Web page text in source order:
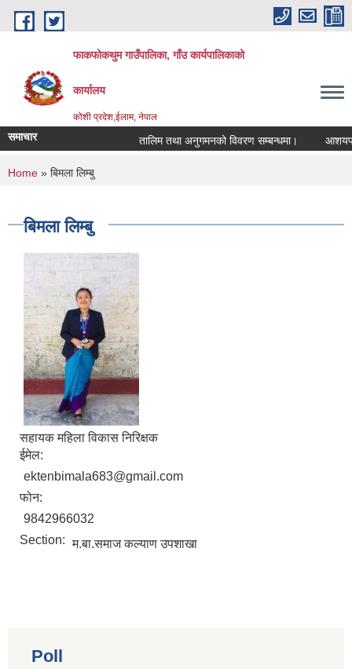
Skip to main content
फाकफोकथुम गाउँपालिका, गाँउ कार्यपालिकाको
कार्यालय
कोशी प्रदेश,ईलाम, नेपाल
समाचार तालिम तथा अनुगमनको विवरण सम्बन्धमा।
You are here
Home » बिमला लिम्बु
बिमला लिम्बु
सहायक महिला विकास निरिक्षक
ईमेल:
ektenbimala683@gmail.com
फोन:
9842966032
Section: म.बा.समाज कल्याण उपशाखा
Poll